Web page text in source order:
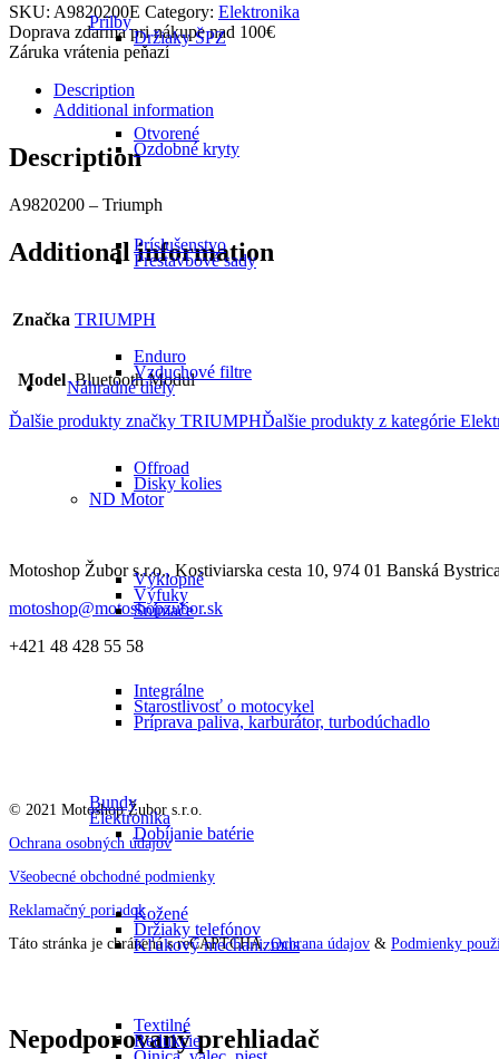
Prilby
Otvorené
Príslušenstvo
Enduro
Offroad
Výklopné
Integrálne
Bundy
Kožené
Textilné
Držiaky ŠPZ
Ozdobné kryty
Prestavbové sady
Vzduchové filtre
Disky kolies
Výfuky
Starostlivosť o motocykel
Elektronika
Držiaky telefónov
Redukcie
Náhradné diely
ND Motor
Snímače
Príprava paliva, karburátor, turbodúchadlo
Dobíjanie batérie
Kľukový mechanizmus
SKU: A9820200E Category: Elektronika
Doprava zdarma pri nákupe nad 100€
Záruka vrátenia peňazí
Description
Additional information
Description
A9820200 – Triumph
Additional information
Značka TRIUMPH
Model Bluetooth Modul
Ďalšie produkty značky TRIUMPHĎalšie produkty z kategórie
Motoshop Žubor s.r.o., Kostiviarska cesta 10, 974 01 Banská
motoshop@motoshopzubor.sk
+421 48 428 55 58
© 2021 Motoshop Žubor s.r.o.
Ochrana osobných údajov
Všeobecné obchodné podmienky
Reklamačný poriadok
Táto stránka je chránená s reCAPTCHA.Ochrana údajov & Podmienky
Nepodporovaný prehliadač